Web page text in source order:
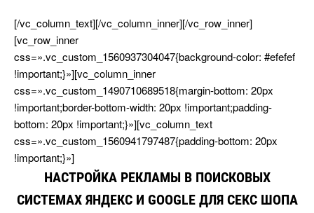
[/vc_column_text][/vc_column_inner][/vc_row_inner]
[vc_row_inner
css=».vc_custom_1560937304047{background-color: #efefef
!important;}»][vc_column_inner
css=».vc_custom_1490710689518{margin-bottom: 20px
!important;border-bottom-width: 20px !important;padding-
bottom: 20px !important;}»][vc_column_text
css=».vc_custom_1560941797487{padding-bottom: 20px
!important;}»]
НАСТРОЙКА РЕКЛАМЫ В ПОИСКОВЫХ
СИСТЕМАХ ЯНДЕКС И GOOGLE ДЛЯ СЕКС ШОПА